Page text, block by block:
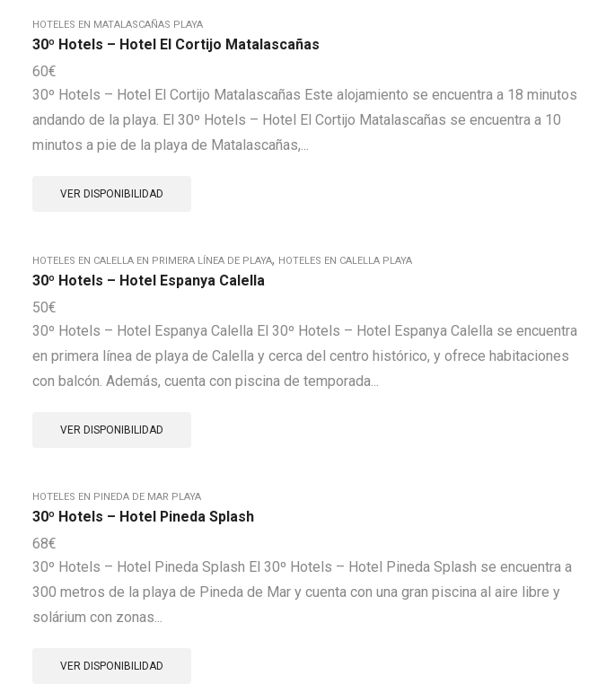
HOTELES EN MATALASCAÑAS PLAYA
30º Hotels – Hotel El Cortijo Matalascañas
60€
30º Hotels – Hotel El Cortijo Matalascañas Este alojamiento se encuentra a 18 minutos
andando de la playa. El 30º Hotels – Hotel El Cortijo Matalascañas se encuentra a 10
minutos a pie de la playa de Matalascañas,...
VER DISPONIBILIDAD
HOTELES EN CALELLA EN PRIMERA LÍNEA DE PLAYA, HOTELES EN CALELLA PLAYA
30º Hotels – Hotel Espanya Calella
50€
30º Hotels – Hotel Espanya Calella El 30º Hotels – Hotel Espanya Calella se encuentra
en primera línea de playa de Calella y cerca del centro histórico, y ofrece habitaciones
con balcón. Además, cuenta con piscina de temporada...
VER DISPONIBILIDAD
HOTELES EN PINEDA DE MAR PLAYA
30º Hotels – Hotel Pineda Splash
68€
30º Hotels – Hotel Pineda Splash El 30º Hotels – Hotel Pineda Splash se encuentra a
300 metros de la playa de Pineda de Mar y cuenta con una gran piscina al aire libre y
solárium con zonas...
VER DISPONIBILIDAD